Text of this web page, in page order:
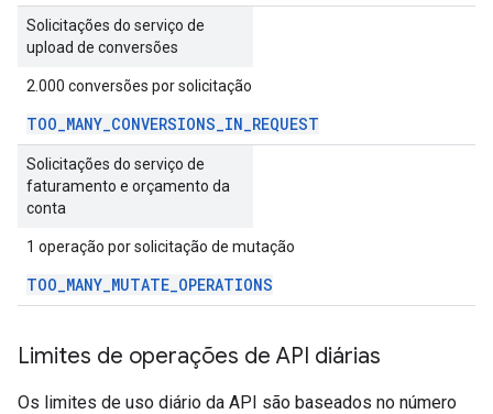
Solicitações do serviço de
upload de conversões
2.000 conversões por solicitação
TOO_MANY_CONVERSIONS_IN_REQUEST
Solicitações do serviço de
faturamento e orçamento da
conta
1 operação por solicitação de mutação
TOO_MANY_MUTATE_OPERATIONS
Limites de operações de API diárias
Os limites de uso diário da API são baseados no número